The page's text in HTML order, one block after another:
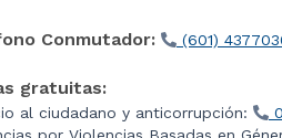
Conmutador: (601)
gratuitas:
al ciudadano y anticorrupción: